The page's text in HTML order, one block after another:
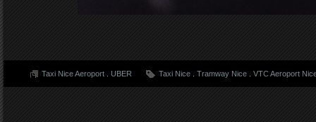
Taxi Nice Aeroport UBER Taxi Nice Tramway Nice VTC Aeroport